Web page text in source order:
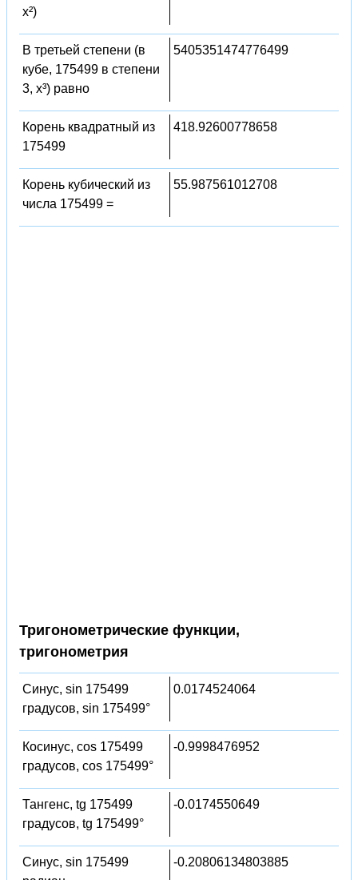
x²)
В третьей степени (в
кубе, 175499 в степени
3, x³) равно
5405351474776499
Корень квадратный из
175499
418.92600778658
Корень кубический из
числа 175499 =
55.987561012708
Тригонометрические функции,
тригонометрия
Синус, sin 175499
градусов, sin 175499°
0.0174524064
Косинус, cos 175499
градусов, cos 175499°
-0.9998476952
Тангенс, tg 175499
градусов, tg 175499°
-0.0174550649
Синус, sin 175499
-0.20806134803885